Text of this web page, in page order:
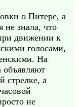
о Питере, а
не знала, что
движении к
голосами,
На
объявляют
стрелке, а
не